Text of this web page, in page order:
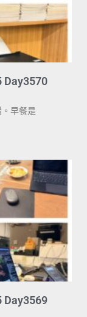
Day3570
早餐是
Day3569